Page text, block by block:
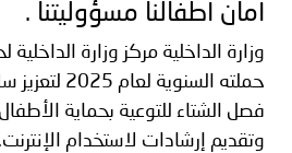
أمان أطفالنا مسؤوليتنا .
وزارة الداخلية مركز وزارة
حملته السنوية
فصل الشتاء للتوعية بحماية
وتقديم إرشادات لاستخدام